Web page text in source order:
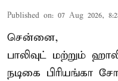
Published on: 07 Aug 2026,
சென்னை,
பாலிவுட் மற்றும்
நடிகை பிரியங்கா